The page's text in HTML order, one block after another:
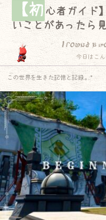
【初 心者ガイド
いことがあったら
I found a
今日はこ
この世界を生きた記憶と記録.｡.:*